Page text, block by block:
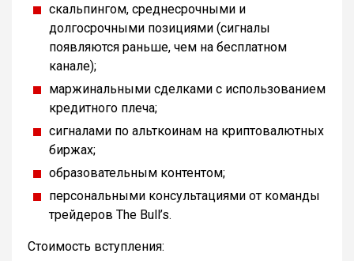
скальпингом, среднесрочными и
долгосрочными позициями (сигналы
появляются раньше, чем на бесплатном
канале);
маржинальными сделками с использованием
кредитного плеча;
сигналами по альткоинам на криптовалютных
биржах;
образовательным контентом;
персональными консультациями от команды
трейдеров The Bull’s.
Стоимость вступления: